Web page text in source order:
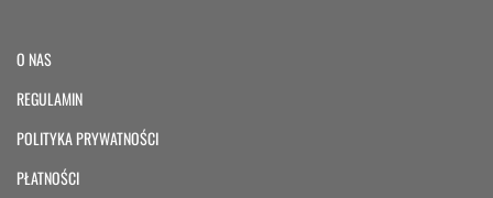
O NAS
REGULAMIN
POLITYKA PRYWATNOŚCI
PŁATNOŚCI